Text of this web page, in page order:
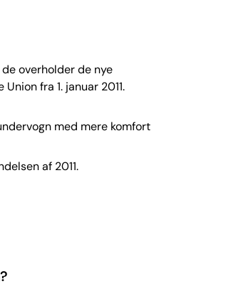
overholder de nye
fra 1. januar 2011.
med mere komfort
af 2011.